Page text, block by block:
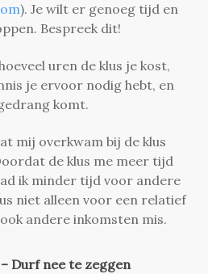
). Je wilt er genoeg tijd en
Bespreek dit!
uren de klus je kost,
je ervoor nodig hebt, en
komt.
mij overkwam bij de klus
de klus me meer tijd
ik minder tijd voor andere
niet alleen voor een relatief
andere inkomsten mis.
Durf nee te zeggen